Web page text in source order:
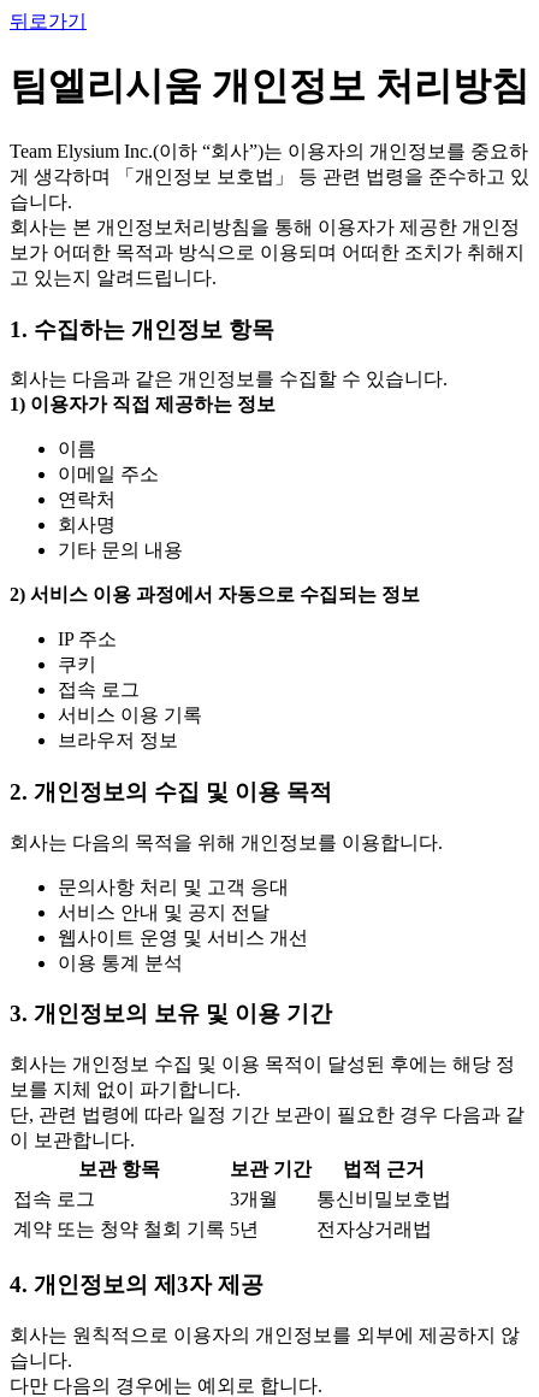
뒤로가기
팀엘리시움 개인정보 처리방침
Team Elysium Inc.(이하 “회사”)는 이용자의 개인정보를 중요하
게 생각하며 「개인정보 보호법」 등 관련 법령을 준수하고 있
습니다.
회사는 본 개인정보처리방침을 통해 이용자가 제공한 개인정
보가 어떠한 목적과 방식으로 이용되며 어떠한 조치가 취해지
고 있는지 알려드립니다.
1. 수집하는 개인정보 항목
회사는 다음과 같은 개인정보를 수집할 수 있습니다.
1) 이용자가 직접 제공하는 정보
이름
이메일 주소
연락처
회사명
기타 문의 내용
2) 서비스 이용 과정에서 자동으로 수집되는 정보
IP 주소
쿠키
접속 로그
서비스 이용 기록
브라우저 정보
2. 개인정보의 수집 및 이용 목적
회사는 다음의 목적을 위해 개인정보를 이용합니다.
문의사항 처리 및 고객 응대
서비스 안내 및 공지 전달
웹사이트 운영 및 서비스 개선
이용 통계 분석
3. 개인정보의 보유 및 이용 기간
회사는 개인정보 수집 및 이용 목적이 달성된 후에는 해당 정
보를 지체 없이 파기합니다.
단, 관련 법령에 따라 일정 기간 보관이 필요한 경우 다음과 같
이 보관합니다.
보관 항목
보관 기간
법적 근거
접속 로그
3개월
통신비밀보호법
계약 또는 청약 철회 기록 5년 전자상거래법
4. 개인정보의 제3자 제공
회사는 원칙적으로 이용자의 개인정보를 외부에 제공하지 않
습니다.
다만 다음의 경우에는 예외로 합니다.